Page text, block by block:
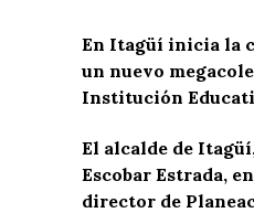
En Itagüí inicia la
un nuevo
Institución
El alcalde de
Escobar Estrada,
director de